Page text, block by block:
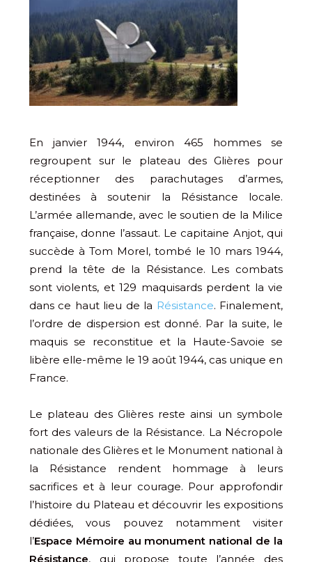
En janvier 1944, environ 465 hommes se
regroupent sur le plateau des Glières pour
réceptionner des parachutages d’armes,
destinées à soutenir la Résistance locale.
L’armée allemande, avec le soutien de la Milice
française, donne l’assaut. Le capitaine Anjot, qui
succède à Tom Morel, tombé le 10 mars 1944,
prend la tête de la Résistance. Les combats
sont violents, et 129 maquisards perdent la vie
dans ce haut lieu de la Résistance. Finalement,
l’ordre de dispersion est donné. Par la suite, le
maquis se reconstitue et la Haute-Savoie se
libère elle-même le 19 août 1944, cas unique en
France.
Le plateau des Glières reste ainsi un symbole
fort des valeurs de la Résistance. La Nécropole
nationale des Glières et le Monument national à
la Résistance rendent hommage à leurs
sacrifices et à leur courage. Pour approfondir
l’histoire du Plateau et découvrir les expositions
dédiées, vous pouvez notamment visiter
l’Espace Mémoire au monument national de la
Résistance, qui propose toute l’année des